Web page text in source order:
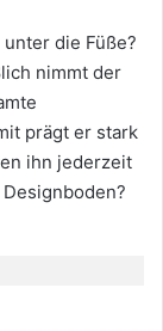
die Füße?
nimmt der
prägt er stark
ihn jederzeit